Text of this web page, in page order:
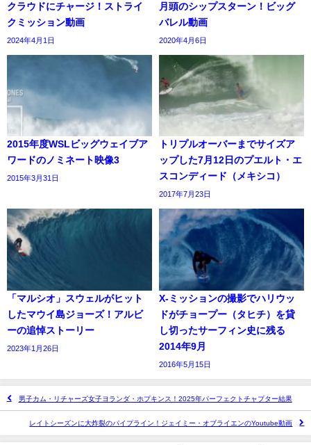
クラウドにチャージ！ストライ
クミッション動画
2024年4月1日
月頭のシップスターン！ビッグ
バレル動画
2020年4月6日
2015年度WSLビッグウェイブア
ワードのノミネート映像3
2015年3月31日
トリプルオーバーまでサイズア
ップした7月12日のプエルト・エ
スコンディード（メキシコ）
2017年7月23日
「マルシオ」スウェルがヒット
したマウイ島ジョーズ！アルビ
ーの追悼ストーリー
2023年1月26日
X-ミッションの撮影でハリウッ
ドがチョープー（タヒチ）を貸
し切ったサーフィン史に残る
2014年9月
2016年5月15日
男子カム・リチャーズ女子ヨランダ・ホプキンス！2025年パーフェクトチャプター結果
レイトシーズンに大炸裂のパイプライン！ジェイミー・オブライエンのYoutube動画